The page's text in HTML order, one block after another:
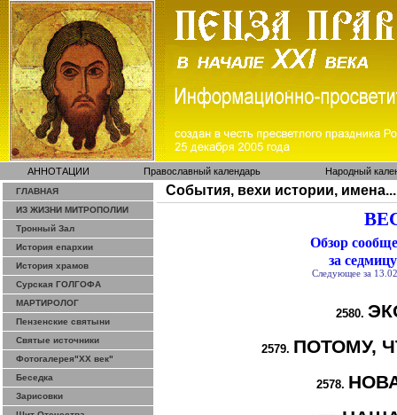
АННОТАЦИИ Православный календарь Народный
ГЛАВНАЯ
ИЗ ЖИЗНИ МИТРОПОЛИИ
Тронный Зал
История епархии
История храмов
Сурская ГОЛГОФА
МАРТИРОЛОГ
Пензенские святыни
Святые источники
Фотогалерея"ХХ век"
Беседка
Зарисовки
События, вехи истории, имена...
Обзор
за седмицу
Следующее за
2580.
2579. ПОТОМУ,
2578.